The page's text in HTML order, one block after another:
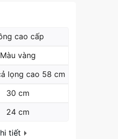
cao cấp
Màu vàng
lọng cao 58 cm
30 cm
24 cm
tiết